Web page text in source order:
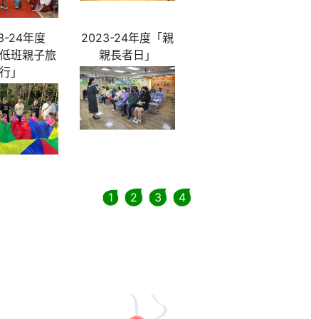
24年度
低班親子旅
行」
2023-24年度「親
親長者日」
1 2 3 4